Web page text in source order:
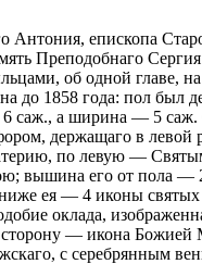
Антония, епископа
Преподобнаго
об одной главе,
до 1858 года: пол
саж., а ширина — 5
держащаго в левой
по левую —
вышина его от
ея — 4 иконы
оклада,
— икона
с серебрянным